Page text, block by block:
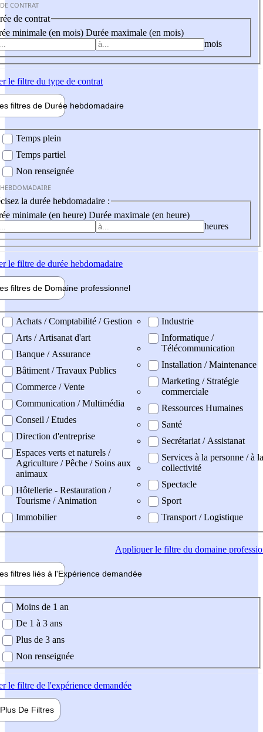
CONTRAT
de contrat
minimale (en mois) Durée maximale (en mois)
mois
le filtre du type de contrat
filtres de Durée hebdomadaire
Temps plein
Temps partiel
Non renseignée
la durée hebdomadaire :
minimale (en heure) Durée maximale (en heure)
heures
le filtre de durée hebdomadaire
filtres de Domaine professionnel
professionel
Achats / Comptabilité / Gestion
Arts / Artisanat d'art
Banque / Assurance
Bâtiment / Travaux Publics
Commerce / Vente
Communication / Multimédia
Conseil / Etudes
Direction d'entreprise
Espaces verts et naturels /
Agriculture / Pêche / Soins aux
animaux
Hôtellerie - Restauration /
Tourisme / Animation
Immobilier
Industrie
Informatique /
Télécommunication
Installation / Maintenance
Marketing / Stratégie
commerciale
Ressources Humaines
Santé
Secrétariat / Assistanat
Services à la personne / à la
collectivité
Spectacle
Sport
Transport / Logistique
Appliquerle filtre du domaine
filtres liés à l'Expérience demandée
demandée
Moins de 1 an
De 1 à 3 ans
Plus de 3 ans
Non renseignée
le filtre de l'expérience demandée
Plus De Filtres